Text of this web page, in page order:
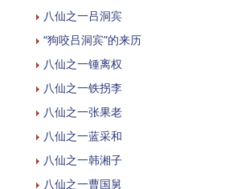
八仙之一吕洞宾
“狗咬吕洞宾”的来历
八仙之一锺离权
八仙之一铁拐李
八仙之一张果老
八仙之一蓝采和
八仙之一韩湘子
八仙之一曹国舅